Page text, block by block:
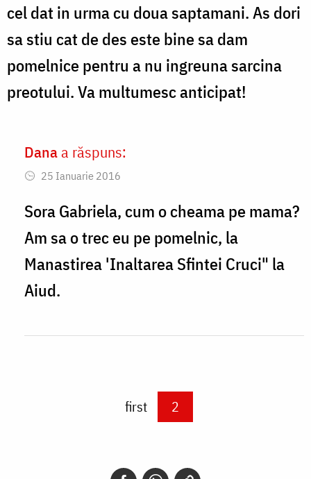
cel dat in urma cu doua saptamani. As dori
sa stiu cat de des este bine sa dam
pomelnice pentru a nu ingreuna sarcina
preotului. Va multumesc anticipat!
In
reply
to
Da
ar
Dana a răspuns:
25 Ianuarie 2016
Sora Gabriela, cum o cheama pe mama?
Am sa o trec eu pe pomelnic, la
Manastirea 'Inaltarea Sfintei Cruci" la
Aiud.
First page
first Current page
2